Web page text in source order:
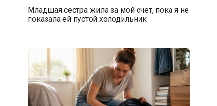
Младшая сестра жила за мой счет, пока я не
показала ей пустой холодильник